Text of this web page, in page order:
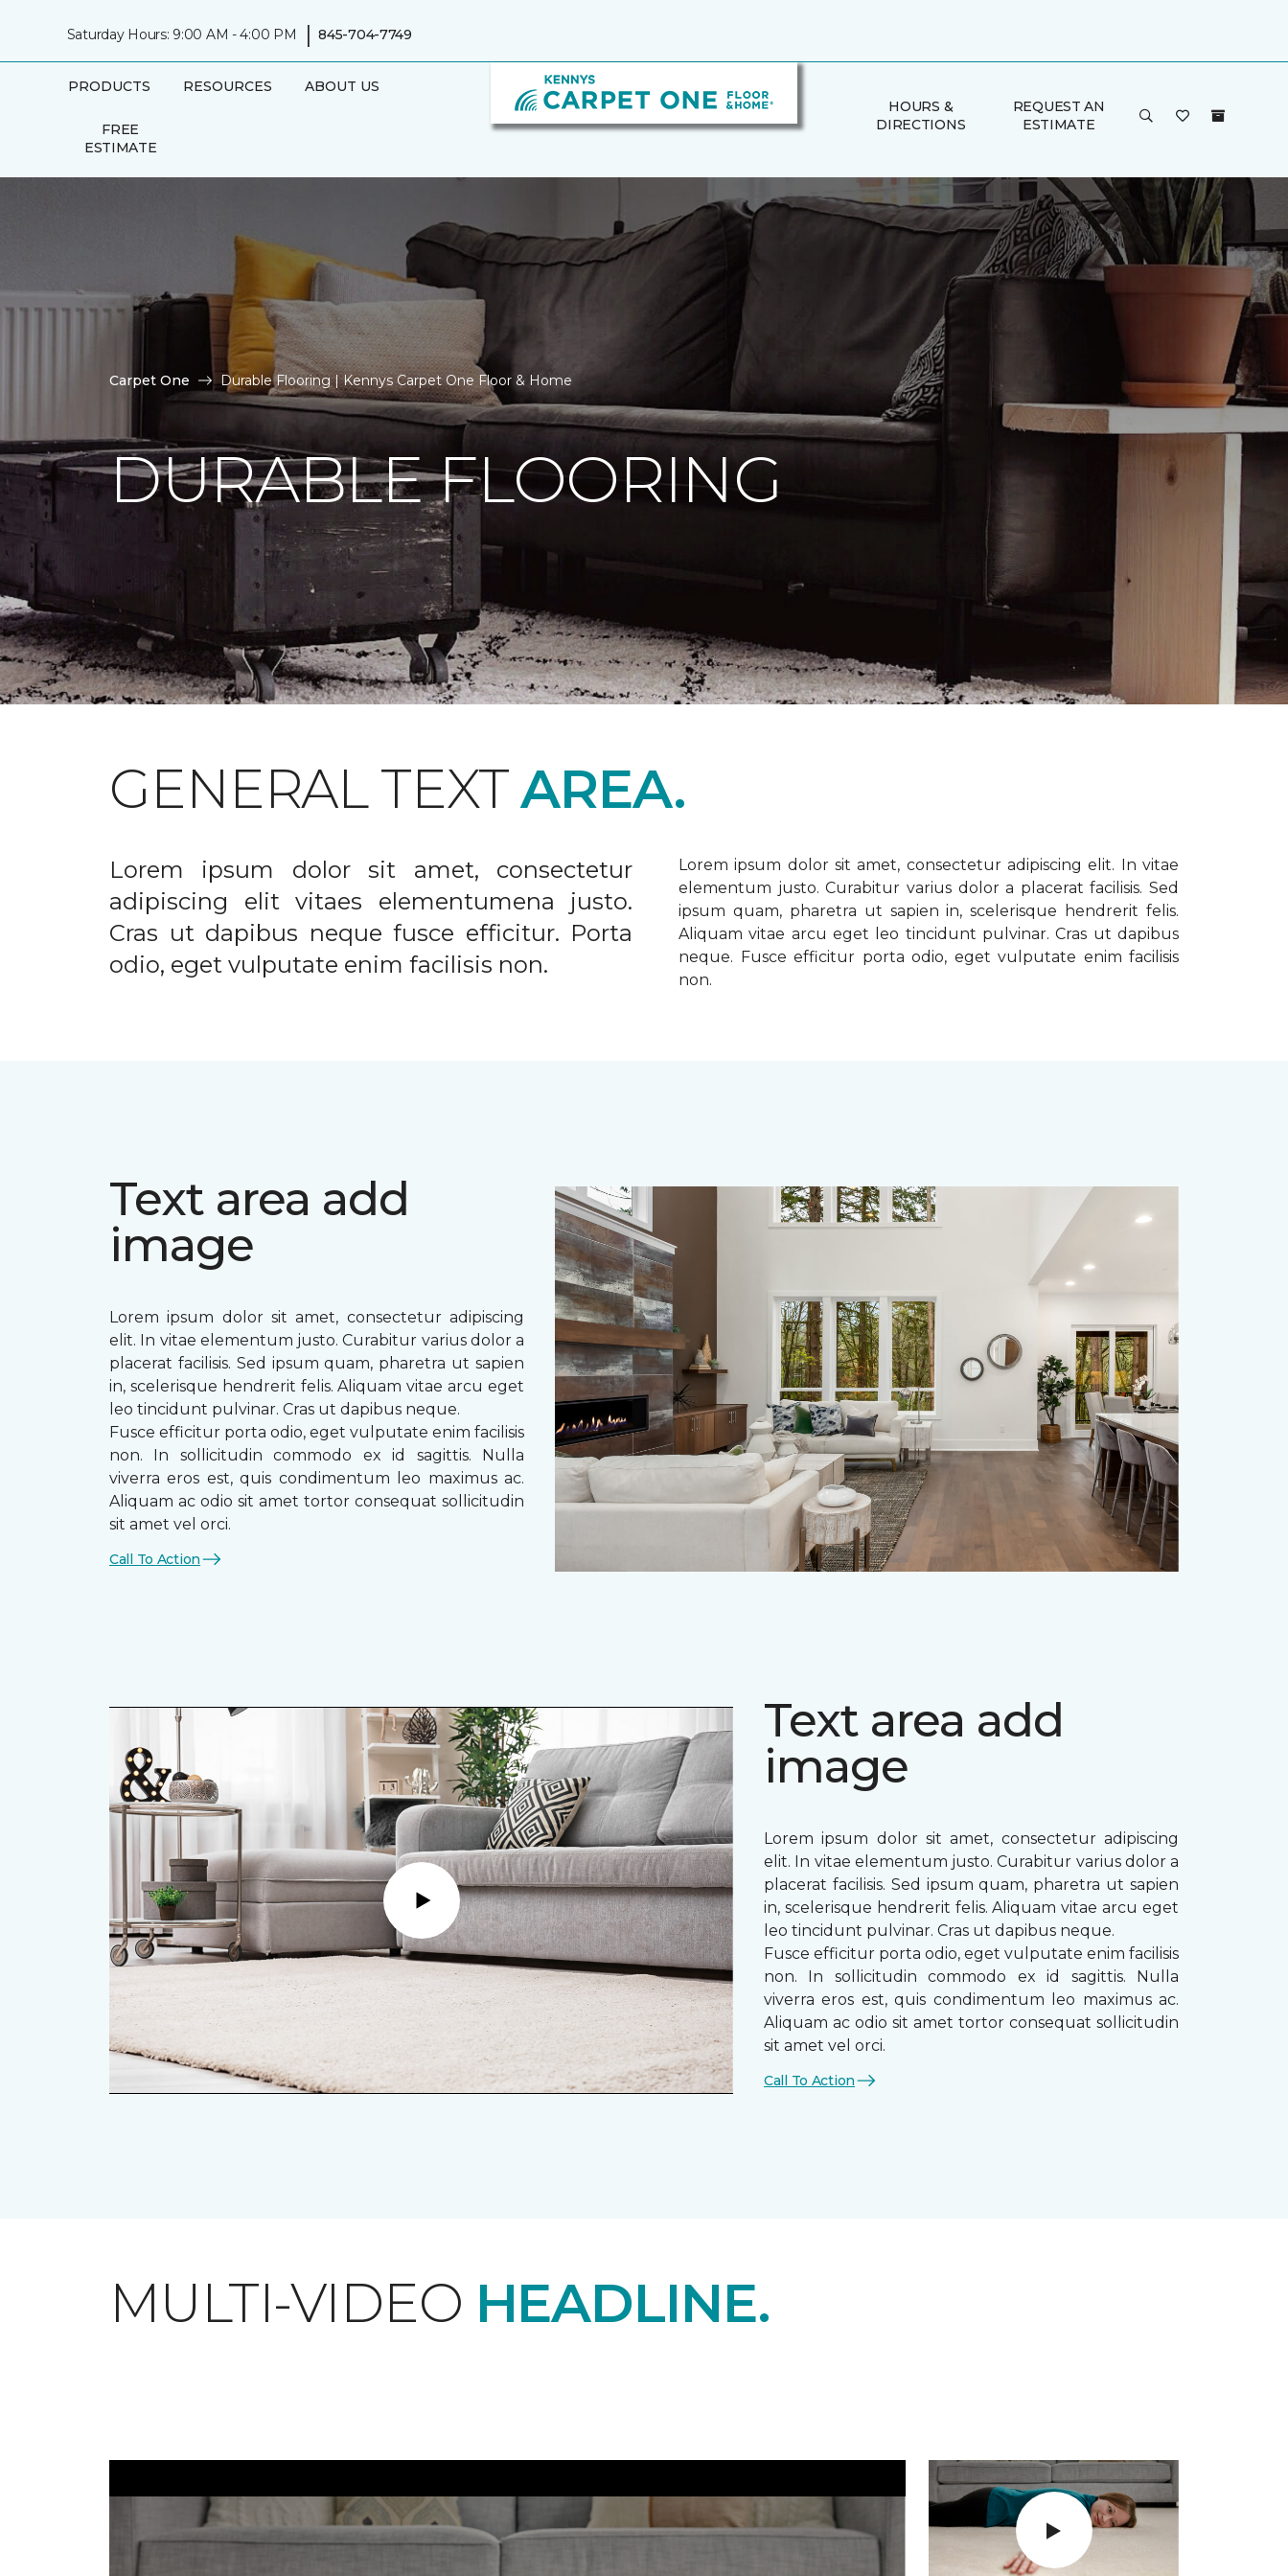
Saturday Hours: 9:00 AM - 4:00 PM | 845-704-7749
PRODUCTS RESOURCES ABOUT US
FREE
ESTIMATE
HOURS &
DIRECTIONS
REQUEST AN
ESTIMATE
Carpet One Durable Flooring | Kennys Carpet One Floor & Home
DURABLE FLOORING
GENERAL TEXTAREA.
Lorem ipsum dolor sit amet, consectetur
adipiscing elit vitaes elementumena justo.
Cras ut dapibus neque fusce efficitur. Porta
odio, eget vulputate enim facilisis non.
Lorem ipsum dolor sit amet, consectetur adipiscing elit. In vitae
elementum justo. Curabitur varius dolor a placerat facilisis. Sed
ipsum quam, pharetra ut sapien in, scelerisque hendrerit felis.
Aliquam vitae arcu eget leo tincidunt pulvinar. Cras ut dapibus
neque. Fusce efficitur porta odio, eget vulputate enim facilisis
non.
Text area add
image
Lorem ipsum dolor sit amet, consectetur adipiscing
elit. In vitae elementum justo. Curabitur varius dolor a
placerat facilisis. Sed ipsum quam, pharetra ut sapien
in, scelerisque hendrerit felis. Aliquam vitae arcu eget
leo tincidunt pulvinar. Cras ut dapibus neque.
Fusce efficitur porta odio, eget vulputate enim facilisis
non. In sollicitudin commodo ex id sagittis. Nulla
viverra eros est, quis condimentum leo maximus ac.
Aliquam ac odio sit amet tortor consequat sollicitudin
sit amet vel orci.
Call To Action
Text area add
image
Lorem ipsum dolor sit amet, consectetur adipiscing
elit. In vitae elementum justo. Curabitur varius dolor a
placerat facilisis. Sed ipsum quam, pharetra ut sapien
in, scelerisque hendrerit felis. Aliquam vitae arcu eget
leo tincidunt pulvinar. Cras ut dapibus neque.
Fusce efficitur porta odio, eget vulputate enim facilisis
non. In sollicitudin commodo ex id sagittis. Nulla
viverra eros est, quis condimentum leo maximus ac.
Aliquam ac odio sit amet tortor consequat sollicitudin
sit amet vel orci.
Call To Action
Play
MULTI-VIDEO HEADLINE.